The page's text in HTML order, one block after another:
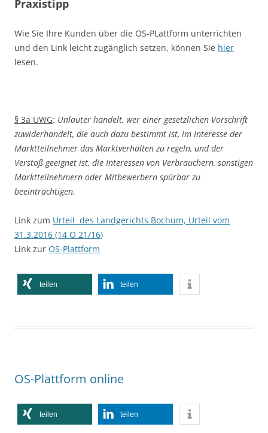
Praxistipp
Wie Sie Ihre Kunden über die OS-PLattform unterrichten
und den Link leicht zugänglich setzen, können Sie hier
lesen.
§ 3a UWG: Unlauter handelt, wer einer gesetzlichen Vorschrift
zuwiderhandelt, die auch dazu bestimmt ist, im Interesse der
Marktteilnehmer das Marktverhalten zu regeln, und der
Verstoß geeignet ist, die Interessen von Verbrauchern, sonstigen
Marktteilnehmern oder Mitbewerbern spürbar zu
beeinträchtigen.
Link zum Urteil des Landgerichts Bochum, Urteil vom
31.3.2016 (14 O 21/16)
Link zur OS-Plattform
teilen teilen
OS-Plattform online
teilen teilen